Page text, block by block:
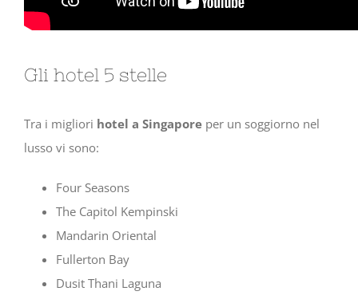
Gli hotel 5 stelle
Tra i migliori hotel a Singapore per un soggiorno nel
lusso vi sono:
Four Seasons
The Capitol Kempinski
Mandarin Oriental
Fullerton Bay
Dusit Thani Laguna